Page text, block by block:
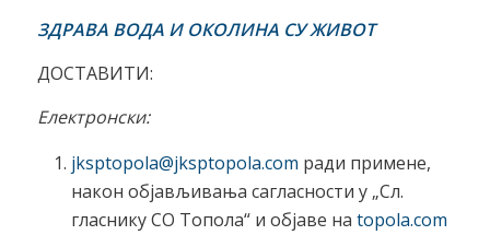
ЗДРАВА ВОДА И ОКОЛИНА СУ ЖИВОТ
ДОСТАВИТИ:
Електронски:
jksptopola@jksptopola.com ради примене,
након објављивања сагласности у „Сл.
гласнику СО Топола“ и објаве на topola.com